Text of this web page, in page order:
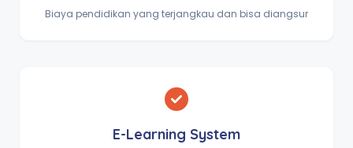
Biaya pendidikan yang terjangkau dan bisa diangsur
E-Learning System